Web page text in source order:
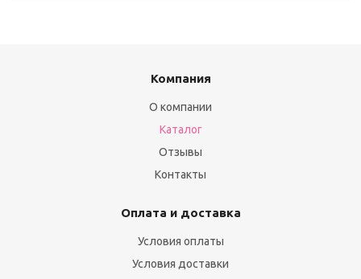
Компания
О компании
Каталог
Отзывы
Контакты
Оплата и доставка
Условия оплаты
Условия доставки